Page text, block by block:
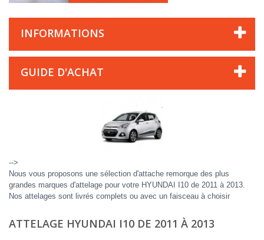
INFORMATIONS
GUIDE D'ACHAT
-->
Nous vous proposons une sélection d'attache remorque des plus
grandes marques d'attelage pour votre HYUNDAI I10 de 2011 à 2013.
Nos attelages sont livrés complets ou avec un faisceau à choisir
ATTELAGE HYUNDAI I10 DE 2011 À 2013